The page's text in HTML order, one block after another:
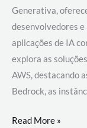
Generativa,
desenvolvedores
aplicações de IA
explora as
AWS, destacando
Bedrock, as
Utilizando
Read More »